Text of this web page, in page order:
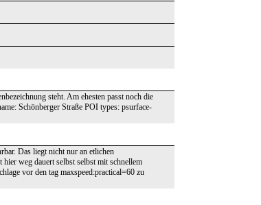
steht. Am ehesten passt noch die
Schönberger Straße POI types: psurface-
Das liegt nicht nur an etlichen
weg dauert selbst selbst mit schnellem
vor den tag maxspeed:practical=60 zu